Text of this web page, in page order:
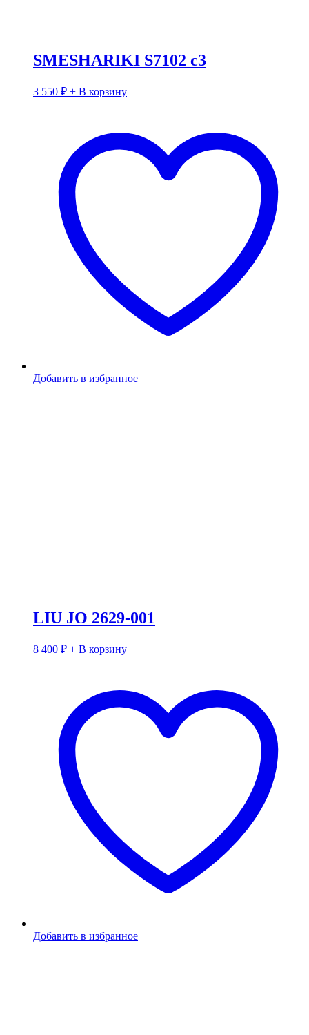
SMESHARIKI S7102 c3
3 550 ₽ + В корзину
Добавить в избранное
LIU JO 2629-001
8 400 ₽ + В корзину
Добавить в избранное